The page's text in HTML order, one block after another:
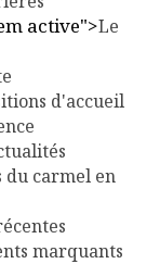
active">Le
d'accueil
du carmel en
marquants